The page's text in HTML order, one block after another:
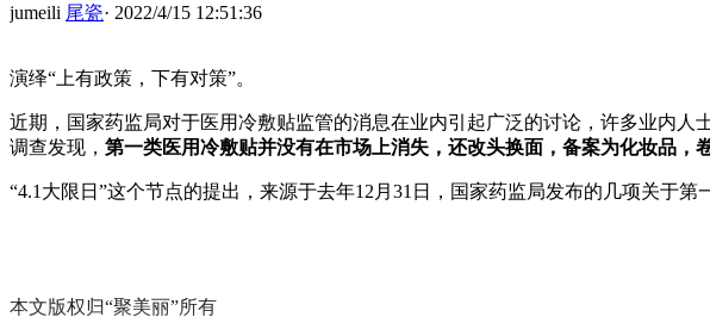
jumeili 尾瓷· 2022/4/15 12:51:36
演绎“上有政策，下有对策”。
近期，国家药监局对于医用冷敷贴监管的消息在业内引起广泛的讨论，许多业内
调查发现， 第一类医用冷敷贴并没有在市场上消失，还改头换面，备案为化妆品，
“4.1大限日”这个节点的提出，来源于去年12月31日，国家药监局发布的几项关于第
本文版权归“聚美丽”所有